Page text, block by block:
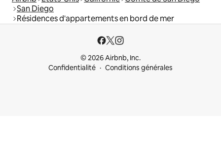
San Diego
Résidences d'appartements en bord de mer
© 2026 Airbnb, Inc.
Confidentialité
Conditions générales